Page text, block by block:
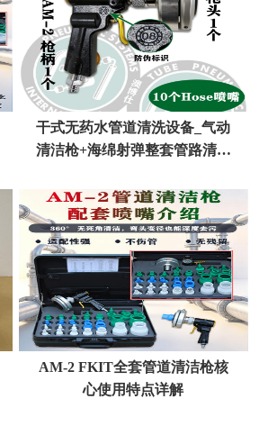
干式无药水管道清洗设备_气动
清洁枪+海绵射弹整套管路清洗
AM-2 FKIT全套管道清洁枪核
心使用特点详解